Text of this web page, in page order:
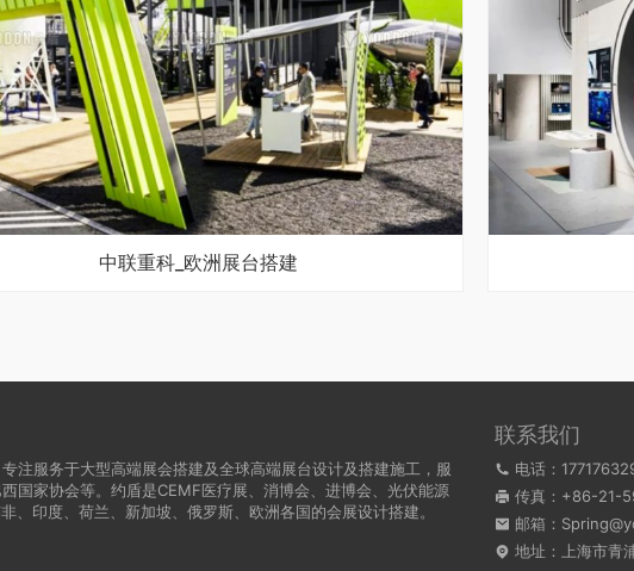
中联重科_欧洲展台搭建
注服务于大型高端展会搭建及全球高端展台设计及搭建施工，服
国家协会等。约盾是CEMF医疗展、消博会、进博会、光伏能源
、印度、荷兰、新加坡、俄罗斯、欧洲各国的会展设计搭建。
联系我们
电话：
传真：+86-21-
邮箱：
地址：上海市青